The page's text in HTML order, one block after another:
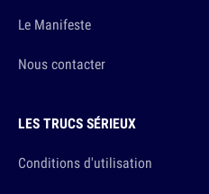
Le Manifeste
Nous contacter
LES TRUCS SÉRIEUX
Conditions d'utilisation